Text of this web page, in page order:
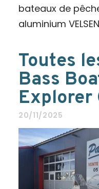
bateaux de
aluminium
Toutes
Bass
Explorer
20/11/2025